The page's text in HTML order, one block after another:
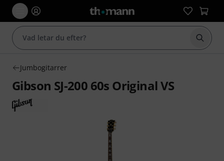
Börja
Jumbogitarrer
Gibson SJ-200 60s Original VS